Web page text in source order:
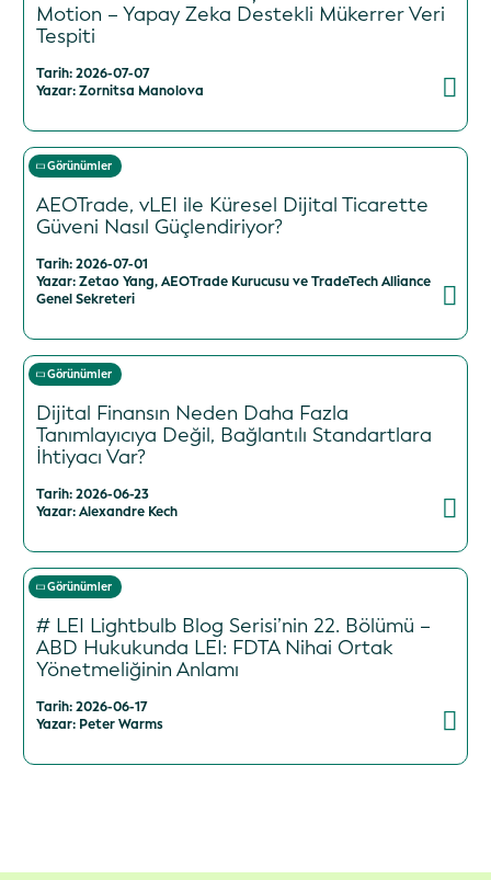
Motion – Yapay Zeka Destekli Mükerrer Veri
Tespiti
Tarih: 2026-07-07
Yazar: Zornitsa Manolova
Görünümler
AEOTrade, vLEI ile Küresel Dijital Ticarette
Güveni Nasıl Güçlendiriyor?
Tarih: 2026-07-01
Yazar: Zetao Yang, AEOTrade Kurucusu ve TradeTech Alliance
Genel Sekreteri
Görünümler
Dijital Finansın Neden Daha Fazla
Tanımlayıcıya Değil, Bağlantılı Standartlara
İhtiyacı Var?
Tarih: 2026-06-23
Yazar: Alexandre Kech
Görünümler
# LEI Lightbulb Blog Serisi’nin 22. Bölümü –
ABD Hukukunda LEI: FDTA Nihai Ortak
Yönetmeliğinin Anlamı
Tarih: 2026-06-17
Yazar: Peter Warms